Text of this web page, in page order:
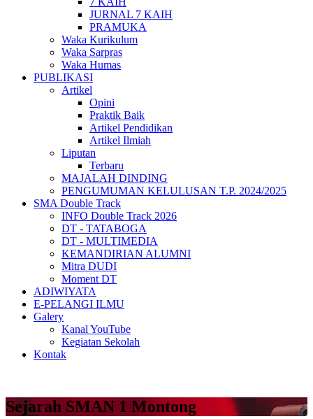
JURNAL 7 KAIH
PRAMUKA
Waka Kurikulum
Waka Sarpras
Waka Humas
PUBLIKASI
Artikel
Opini
Praktik Baik
Artikel Pendidikan
Artikel Ilmiah
Liputan
Terbaru
MAJALAH DINDING
PENGUMUMAN KELULUSAN T.P. 2024/2025
SMA Double Track
INFO Double Track 2026
DT - TATABOGA
DT - MULTIMEDIA
KEMANDIRIAN ALUMNI
Mitra DUDI
Moment DT
ADIWIYATA
E-PELANGI ILMU
Galery
Kanal YouTube
Kegiatan Sekolah
Kontak
Sejarah SMAN 1 Montong